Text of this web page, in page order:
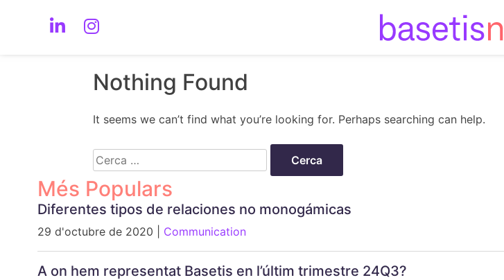
to
content
Nothing Found
It seems we can’t find what you’re looking for. Perhaps searching can help.
Cerca:
Més Populars
Diferentes tipos de relaciones no monogámicas
29 d'octubre de 2020 | Communication
A on hem representat Basetis en l’últim trimestre 24Q3?